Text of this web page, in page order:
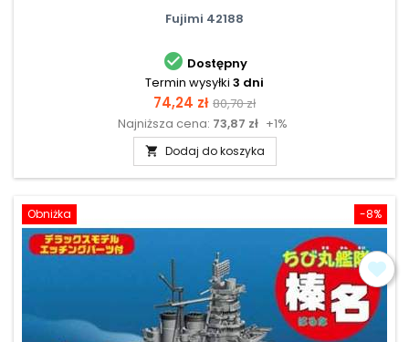
Fujimi 42188
 Dostępny
Termin wysyłki 3 dni
Cena
74,24 zł Cena
podstawowa
80,70 zł
Najniższa cena: 73,87 zł +1%
 Dodaj do koszyka
-8%
Obniżka